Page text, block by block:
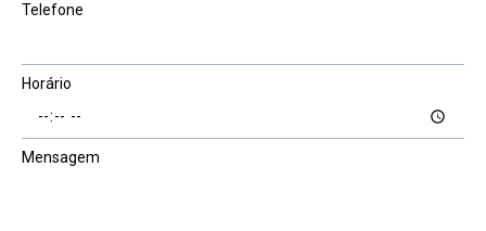
Telefone
Horário
Mensagem